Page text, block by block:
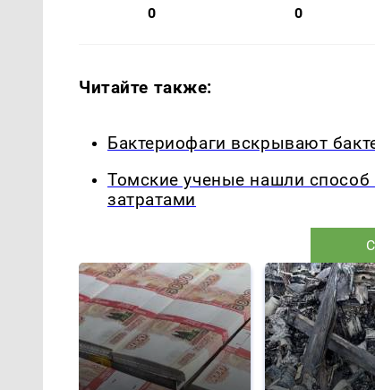
0 0
Читайте также:
Бактериофаги вскрывают
Томские ученые нашли
затратами